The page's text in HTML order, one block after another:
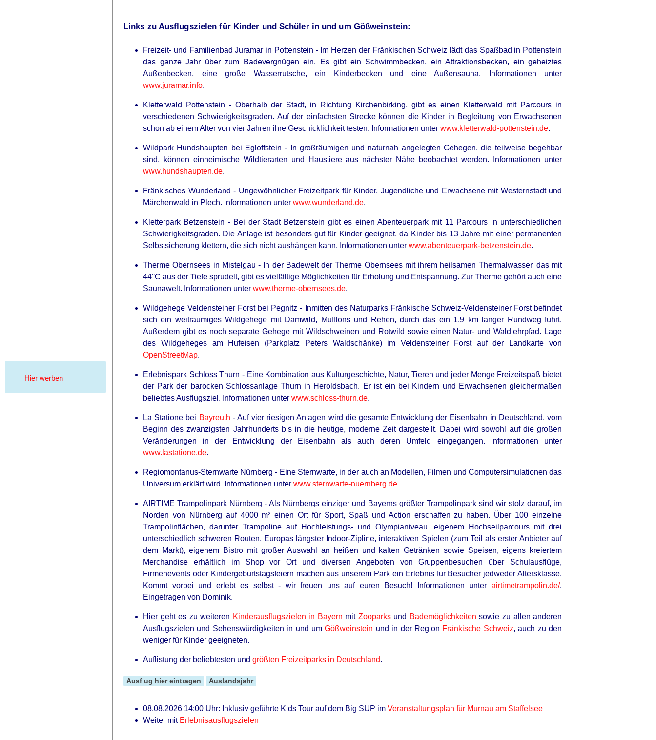
Links zu Ausflugszielen für Kinder und Schüler in und um Gößweinstein:
Freizeit- und Familienbad Juramar in Pottenstein - Im Herzen der Fränkischen Schweiz lädt das Spaßbad in Pottenstein
das ganze Jahr über zum Badevergnügen ein. Es gibt ein Schwimmbecken, ein Attraktionsbecken, ein geheiztes
Außenbecken, eine große Wasserrutsche, ein Kinderbecken und eine Außensauna. Informationen unter
www.juramar.info.
Kletterwald Pottenstein - Oberhalb der Stadt, in Richtung Kirchenbirking, gibt es einen Kletterwald mit Parcours in
verschiedenen Schwierigkeitsgraden. Auf der einfachsten Strecke können die Kinder in Begleitung von Erwachsenen
schon ab einem Alter von vier Jahren ihre Geschicklichkeit testen. Informationen unter www.kletterwald-pottenstein.de.
Wildpark Hundshaupten bei Egloffstein - In großräumigen und naturnah angelegten Gehegen, die teilweise begehbar
sind, können einheimische Wildtierarten und Haustiere aus nächster Nähe beobachtet werden. Informationen unter
www.hundshaupten.de.
Fränkisches Wunderland - Ungewöhnlicher Freizeitpark für Kinder, Jugendliche und Erwachsene mit Westernstadt und
Märchenwald in Plech. Informationen unter www.wunderland.de.
Kletterpark Betzenstein - Bei der Stadt Betzenstein gibt es einen Abenteuerpark mit 11 Parcours in unterschiedlichen
Schwierigkeitsgraden. Die Anlage ist besonders gut für Kinder geeignet, da Kinder bis 13 Jahre mit einer permanenten
Selbstsicherung klettern, die sich nicht aushängen kann. Informationen unter www.abenteuerpark-betzenstein.de.
Therme Obernsees in Mistelgau - In der Badewelt der Therme Obernsees mit ihrem heilsamen Thermalwasser, das mit
44°C aus der Tiefe sprudelt, gibt es vielfältige Möglichkeiten für Erholung und Entspannung. Zur Therme gehört auch eine
Saunawelt. Informationen unter www.therme-obernsees.de.
Wildgehege Veldensteiner Forst bei Pegnitz - Inmitten des Naturparks Fränkische Schweiz-Veldensteiner Forst befindet
sich ein weiträumiges Wildgehege mit Damwild, Mufflons und Rehen, durch das ein 1,9 km langer Rundweg führt.
Außerdem gibt es noch separate Gehege mit Wildschweinen und Rotwild sowie einen Natur- und Waldlehrpfad. Lage
des Wildgeheges am Hufeisen (Parkplatz Peters Waldschänke) im Veldensteiner Forst auf der Landkarte von
OpenStreetMap.
Erlebnispark Schloss Thurn - Eine Kombination aus Kulturgeschichte, Natur, Tieren und jeder Menge Freizeitspaß bietet
der Park der barocken Schlossanlage Thurn in Heroldsbach. Er ist ein bei Kindern und Erwachsenen gleichermaßen
beliebtes Ausflugsziel. Informationen unter www.schloss-thurn.de.
La Statione bei Bayreuth - Auf vier riesigen Anlagen wird die gesamte Entwicklung der Eisenbahn in Deutschland, vom
Beginn des zwanzigsten Jahrhunderts bis in die heutige, moderne Zeit dargestellt. Dabei wird sowohl auf die großen
Veränderungen in der Entwicklung der Eisenbahn als auch deren Umfeld eingegangen. Informationen unter
www.lastatione.de.
Regiomontanus-Sternwarte Nürnberg - Eine Sternwarte, in der auch an Modellen, Filmen und Computersimulationen das
Universum erklärt wird. Informationen unter www.sternwarte-nuernberg.de.
AIRTIME Trampolinpark Nürnberg - Als Nürnbergs einziger und Bayerns größter Trampolinpark sind wir stolz darauf, im
Norden von Nürnberg auf 4000 m² einen Ort für Sport, Spaß und Action erschaffen zu haben. Über 100 einzelne
Trampolinflächen, darunter Trampoline auf Hochleistungs- und Olympianiveau, eigenem Hochseilparcours mit drei
unterschiedlich schweren Routen, Europas längster Indoor-Zipline, interaktiven Spielen (zum Teil als erster Anbieter auf
dem Markt), eigenem Bistro mit großer Auswahl an heißen und kalten Getränken sowie Speisen, eigens kreiertem
Merchandise erhältlich im Shop vor Ort und diversen Angeboten von Gruppenbesuchen über Schulausflüge,
Firmenevents oder Kindergeburtstagsfeiern machen aus unserem Park ein Erlebnis für Besucher jedweder Altersklasse.
Kommt vorbei und erlebt es selbst - wir freuen uns auf euren Besuch! Informationen unter airtimetrampolin.de/.
Eingetragen von Dominik.
Hier geht es zu weiteren Kinderausflugszielen in Bayern mit Zooparksund Bademöglichkeiten sowie zu allen anderen
Ausflugszielen und Sehenswürdigkeiten in und umGößweinstein und in der Region Fränkische Schweiz, auch zu den
weniger für Kinder geeigneten.
Auflistung der beliebtesten und größten Freizeitparks in Deutschland.
Ausflug hier eintragen Auslandsjahr
08.08.2026 14:00 Uhr: Inklusiv geführte Kids Tour auf dem Big SUP im Veranstaltungsplan für Murnau am Staffelsee
Weiter mit Erlebnisausflugszielen
Hier werben
There's A Dating Site Made Just For
Farmers And Ranchers
HABERION
Nicole Kidman Finally Admits What We
All Suspected
HABERION
Video Of Giant Anaconda Is Going
Viral All Over The World. Watch
Orange Is The New Black: The Five Best Scenes
Remember Tiger's Ex-Wife? Try Not To Smile When You
See Her Now
The Equine Woman You've Never
RADAR MEDIA HEALTHYREHABCARE
Meghan’s Outfit Choice Turned The Whole Room Silent
Wrong Reasons